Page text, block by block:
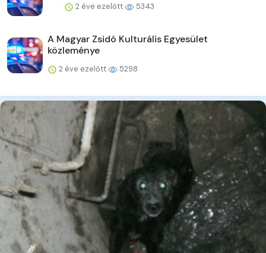
2 éve ezelőtt 5343
A Magyar Zsidó Kulturális Egyesület
közleménye
2 éve ezelőtt 5298